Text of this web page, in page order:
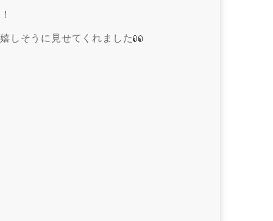
しそうに見せてくれました